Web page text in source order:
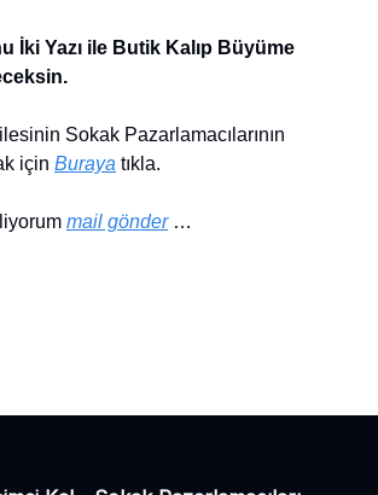
İki Yazı ile Butik Kalıp Büyüme
Sokak Pazarlamacılarının
için Buraya tıkla.
mail gönder…